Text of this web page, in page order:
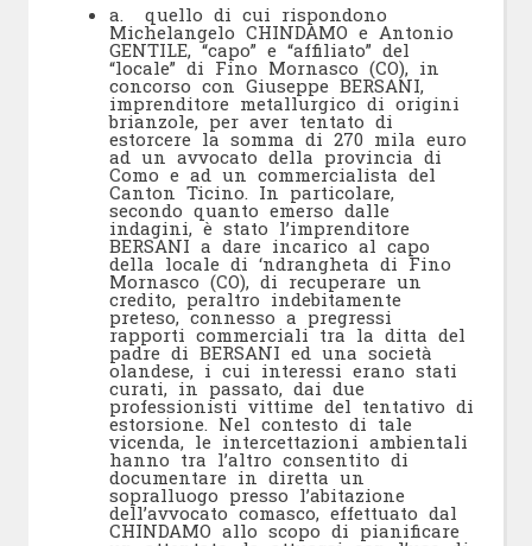
a. quello di cui rispondono
Michelangelo CHINDAMO e Antonio
GENTILE, “capo” e “affiliato” del
“locale” di Fino Mornasco (CO), in
concorso con Giuseppe BERSANI,
imprenditore metallurgico di origini
brianzole, per aver tentato di
estorcere la somma di 270 mila euro
ad un avvocato della provincia di
Como e ad un commercialista del
Canton Ticino. In particolare,
secondo quanto emerso dalle
indagini, è stato l’imprenditore
BERSANI a dare incarico al capo
della locale di ‘ndrangheta di Fino
Mornasco (CO), di recuperare un
credito, peraltro indebitamente
preteso, connesso a pregressi
rapporti commerciali tra la ditta del
padre di BERSANI ed una società
olandese, i cui interessi erano stati
curati, in passato, dai due
professionisti vittime del tentativo di
estorsione. Nel contesto di tale
vicenda, le intercettazioni ambientali
hanno tra l’altro consentito di
documentare in diretta un
sopralluogo presso l’abitazione
dell’avvocato comasco, effettuato dal
CHINDAMO allo scopo di pianificare